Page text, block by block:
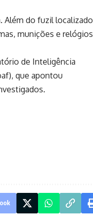
Além do fuzil localizado
munições e relógios
de Inteligência
que apontou